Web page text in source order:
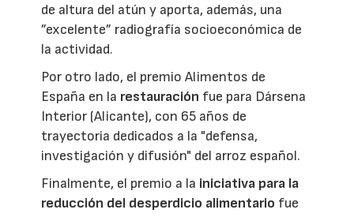
de altura del atún y aporta, además, una
”excelente” radiografía socioeconómica de
la actividad.
Por otro lado, el premio Alimentos de
España en la restauración fue para Dársena
Interior (Alicante), con 65 años de
trayectoria dedicados a la "defensa,
investigación y difusión" del arroz español.
Finalmente, el premio a la iniciativa para la
reducción del desperdicio alimentario fue